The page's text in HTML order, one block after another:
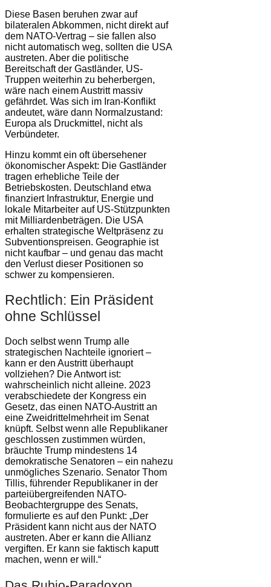
Diese Basen beruhen zwar auf
bilateralen Abkommen, nicht direkt auf
dem NATO-Vertrag – sie fallen also
nicht automatisch weg, sollten die USA
austreten. Aber die politische
Bereitschaft der Gastländer, US-
Truppen weiterhin zu beherbergen,
wäre nach einem Austritt massiv
gefährdet. Was sich im Iran-Konflikt
andeutet, wäre dann Normalzustand:
Europa als Druckmittel, nicht als
Verbündeter.
Hinzu kommt ein oft übersehener
ökonomischer Aspekt: Die Gastländer
tragen erhebliche Teile der
Betriebskosten. Deutschland etwa
finanziert Infrastruktur, Energie und
lokale Mitarbeiter auf US-Stützpunkten
mit Milliardenbeträgen. Die USA
erhalten strategische Weltpräsenz zu
Subventionspreisen. Geographie ist
nicht kaufbar – und genau das macht
den Verlust dieser Positionen so
schwer zu kompensieren.
Rechtlich: Ein Präsident
ohne Schlüssel
Doch selbst wenn Trump alle
strategischen Nachteile ignoriert –
kann er den Austritt überhaupt
vollziehen? Die Antwort ist:
wahrscheinlich nicht alleine. 2023
verabschiedete der Kongress ein
Gesetz, das einen NATO-Austritt an
eine Zweidrittelmehrheit im Senat
knüpft. Selbst wenn alle Republikaner
geschlossen zustimmen würden,
bräuchte Trump mindestens 14
demokratische Senatoren – ein nahezu
unmögliches Szenario. Senator Thom
Tillis, führender Republikaner in der
parteiübergreifenden NATO-
Beobachtergruppe des Senats,
formulierte es auf den Punkt: „Der
Präsident kann nicht aus der NATO
austreten. Aber er kann die Allianz
vergiften. Er kann sie faktisch kaputt
machen, wenn er will.“